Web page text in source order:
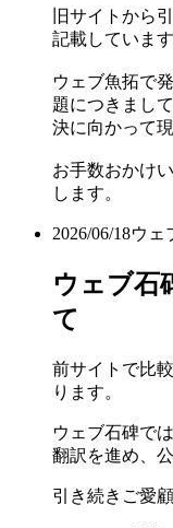
旧サイトから
記載しています
ウェブ魚拓で
題につきまし
決に向かって
お手数おかけ
します。
2026/06/18ウェ
ウェブ石
て
前サイトで比
ります。
ウェブ石碑で
翻訳を進め、
引き続きご愛